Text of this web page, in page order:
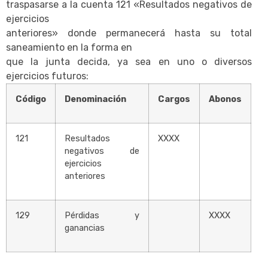
traspasarse a la cuenta 121 «Resultados negativos de
ejercicios
anteriores» donde permanecerá hasta su total
saneamiento en la forma en
que la junta decida, ya sea en uno o diversos
ejercicios futuros:
Código Denominación Cargos Abonos
121
Resultados
negativos de
ejercicios
anteriores
XXXX
129
Pérdidas y
ganancias
XXXX